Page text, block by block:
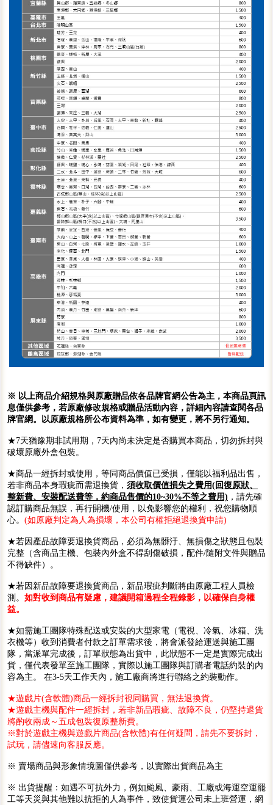
※ 以上商品介紹規格與原廠贈品依各品牌官網公告為主，本商品頁訊
息僅供參考，若原廠修改規格或贈品活動內容，詳細內容請查閱各品
牌官網。以原廠規格所公布資料為準，如有變更，將不另行通知。
★7天猶豫期非試用期，7天內尚未決定是否購買本商品，切勿拆封與
破壞原廠外盒包裝。
★商品一經拆封或使用，等同商品價值已受損，僅能以福利品出售，
若非商品本身瑕疵而需退換貨， 須收取價值損失之費用(回復原狀、
整新費、安裝配送費等，約商品售價的10~30%不等之費用) ，請先確
認訂購商品無誤，再行開機/使用，以免影響您的權利，祝您購物順
心。 (如原廠判定為人為損壞，本公司有權拒絕退換貨申請)
★若因產品故障要退換貨商品，必須為無髒汙、無損傷之狀態且包裝
完整（含商品主機、包裝內外盒不得刮傷破損，配件/隨附文件與贈品
不得缺件）。
★若因新品故障要退換貨商品，新品瑕疵判斷將由原廠工程人員檢
測。 如對收到商品有疑慮，建議開箱過程全程錄影，以確保自身權
益。
★如需施工團隊特殊配送或安裝的大型家電（電視、冷氣、冰箱、洗
衣機等）收到消費者付款之訂單需求後，將會派發給運送與施工團
隊，當派單完成後，訂單狀態為出貨中，此狀態不一定是實際完成出
貨，僅代表發單至施工團隊，實際以施工團隊與訂購者電話約裝的內
容為主。 在3-5天工作天內，施工廠商將進行聯絡之約裝動作。
★遊戲片(含軟體)商品一經拆封視同購買，無法退換貨。
★遊戲主機與配件一經拆封，若非新品瑕疵、故障不良，仍堅持退貨
將酌收兩成～五成包裝復原整新費。
※對於遊戲主機與遊戲片商品(含軟體)有任何疑問，請先不要拆封，
試玩，請儘速向客服反應。
※ 賣場商品與形象情境圖僅供參考，以實際出貨商品為主
※ 出貨提醒：如遇不可抗外力，例如颱風、豪雨、工廠或海運空運罷
工等天災與其他難以抗拒的人為事件，致使貨運公司未上班營運，網